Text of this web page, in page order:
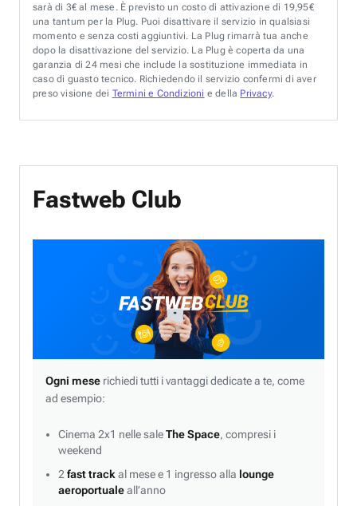
sarà di 3€ al mese. È previsto un costo di attivazione di 19,95€
una tantum per la Plug. Puoi disattivare il servizio in qualsiasi
momento e senza costi aggiuntivi. La Plug rimarrà tua anche
dopo la disattivazione del servizio. La Plug è coperta da una
garanzia di 24 mesi che include la sostituzione immediata in
caso di guasto tecnico. Richiedendo il servizio confermi di aver
preso visione dei Termini e Condizioni e della Privacy.
Fastweb Club
Ogni mese richiedi tutti i vantaggi dedicate a te, come
ad esempio:
Cinema 2x1 nelle saleThe Space, compresi i
weekend
2 fast track al mese e 1 ingresso alla lounge
aeroportualeall’anno